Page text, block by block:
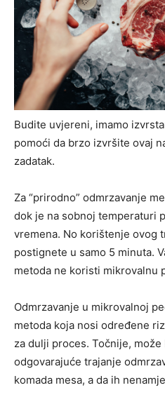
Budite uvjereni, imamo
pomoći da brzo izvršite ovaj
zadatak.
Za “prirodno” odmrzavanje
dok je na sobnoj temperaturi
vremena. No korištenje ovog
postignete u samo 5 minuta.
metoda ne koristi mikrovalnu
Odmrzavanje u mikrovalnoj
metoda koja nosi određene
za dulji proces. Točnije,
odgovarajuće trajanje
komada mesa, a da ih